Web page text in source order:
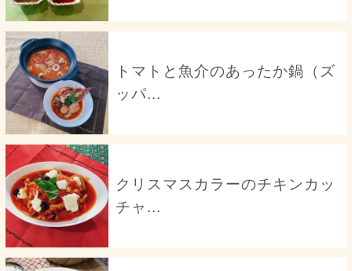
トマトと魚介のあったか鍋（ズ
ッパ...
クリスマスカラーのチキンカッ
チャ...